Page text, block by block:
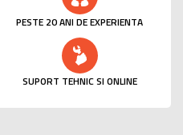
PESTE 20 ANI DE EXPERIENTA
SUPORT TEHNIC SI ONLINE